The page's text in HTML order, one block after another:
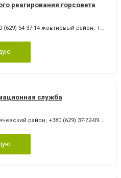
реагирования горсовета
(629) 54-37-14 жовтневый район, +380 (629) 47-30-70 ильичевский район
служба
район, +380 (629) 37-72-09 приморский район